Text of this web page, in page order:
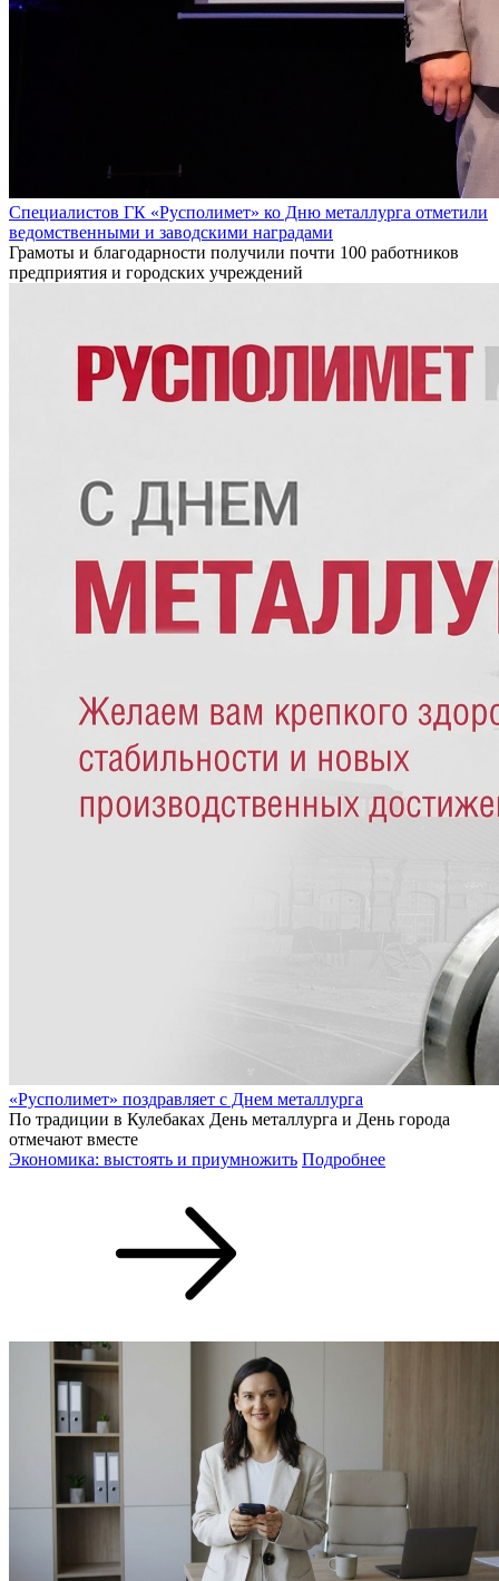
Специалистов ГК «Русполимет» ко Дню металлурга отметили
ведомственными и заводскими наградами
Грамоты и благодарности получили почти 100 работников
предприятия и городских учреждений
«Русполимет» поздравляет с Днем металлурга
По традиции в Кулебаках День металлурга и День города
отмечают вместе
Экономика: выстоять и приумножить Подробнее